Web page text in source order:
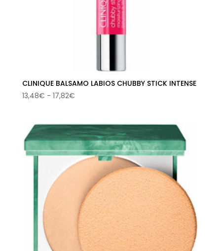
CLINIQUE BALSAMO LABIOS CHUBBY STICK INTENSE
13,48€ - 17,82€Rango
desde
13,48€
hasta
17,82€